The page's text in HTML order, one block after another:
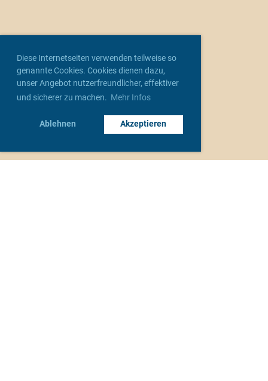
Diese Internetseiten verwenden teilweise so
genannte Cookies. Cookies dienen dazu,
unser Angebot nutzerfreundlicher, effektiver
und sicherer zu machen. Mehr Infos
Ablehnen Akzeptieren